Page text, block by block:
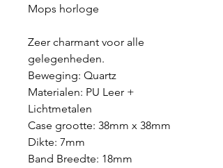
Mops horloge
Zeer charmant voor alle
gelegenheden.
Beweging: Quartz
Materialen: PU Leer +
Lichtmetalen
Case grootte: 38mm x 38mm
Dikte: 7mm
Band Breedte: 18mm